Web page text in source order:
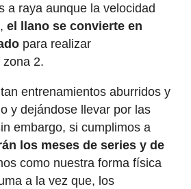
a raya aunque la velocidad
el llano se convierte en
para realizar
2.
entrenamientos aburridos y
y dejándose llevar por las
embargo, si cumplimos a
los meses de series y de
como nuestra forma física
a la vez que, los